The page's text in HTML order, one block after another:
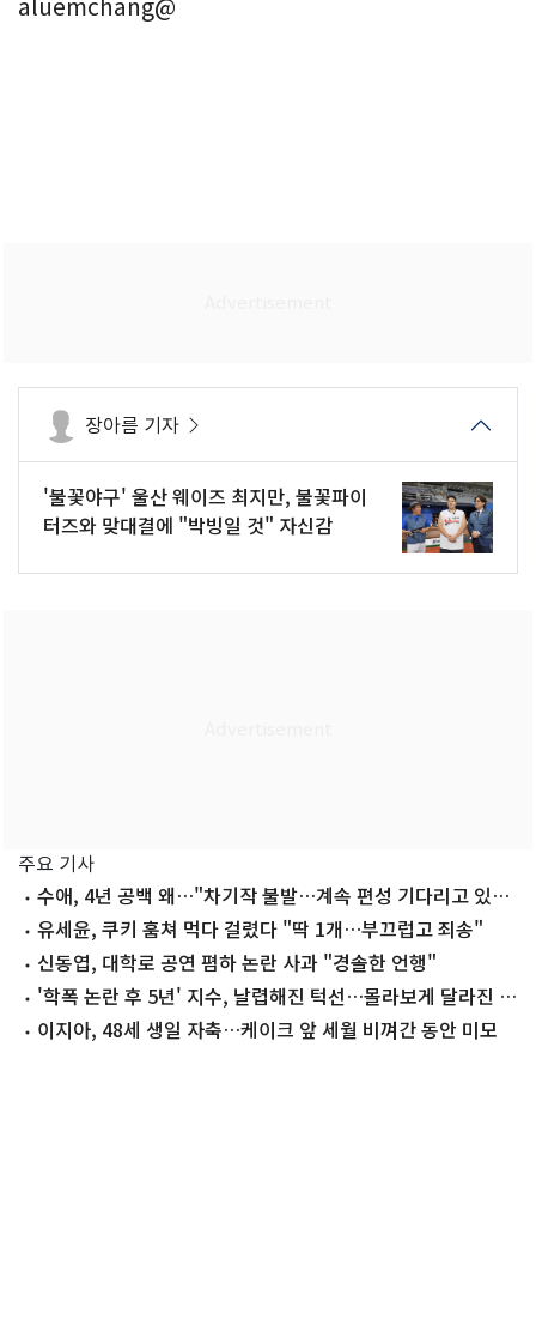
aluemchang@
장아름 기자
'불꽃야구' 울산 웨이즈 최지만, 불꽃파이
터즈와 맞대결에 "박빙일 것" 자신감
주요 기사
수애, 4년 공백 왜…"차기작 불발…계속 편성 기다리고 있
다"유세윤, 쿠키 훔쳐 먹다 걸렸다 "딱 1개…부끄럽고 죄송"
신동엽, 대학로 공연 폄하 논란 사과 "경솔한 언행"
'학폭 논란 후 5년' 지수, 날렵해진 턱선…몰라보게 달라진 근
황 이지아, 48세 생일 자축…케이크 앞 세월 비껴간 동안 미모